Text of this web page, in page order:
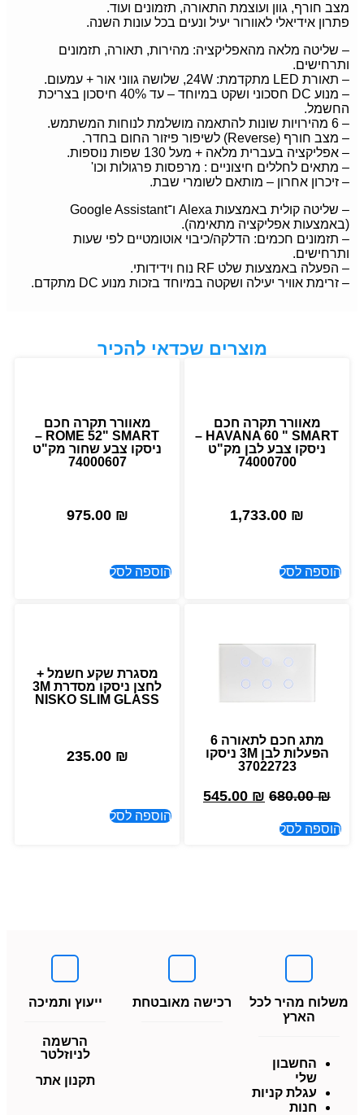
מצב חורף, גוון ועוצמת התאורה, תזמונים ועוד.
פתרון אידיאלי לאוורור יעיל ונעים בכל עונות השנה.
– שליטה מלאה מהאפליקציה: מהירות, תאורה, תזמונים
ותרחישים.
– תאורת LED מתקדמת: 24W, שלושה גווני אור + עמעום.
– מנוע DC חסכוני ושקט במיוחד – עד 40% חיסכון בצריכת
החשמל.
– 6 מהירויות שונות להתאמה מושלמת לנוחות המשתמש.
– מצב חורף (Reverse) לשיפור פיזור החום בחדר.
– אפליקציה בעברית מלאה + מעל 130 שפות נוספות.
– מתאים לחללים חיצוניים : מרפסות פרגולות וכו'
– זיכרון אחרון – מותאם לשומרי שבת.
– שליטה קולית באמצעות Alexa ו־Google Assistant
(באמצעות אפליקציה מתאימה).
– תזמונים חכמים: הדלקה/כיבוי אוטומטיים לפי שעות
ותרחישים.
– הפעלה באמצעות שלט RF נוח וידידותי.
– זרימת אוויר יעילה ושקטה במיוחד בזכות מנוע DC מתקדם.
מוצרים שכדאי להכיר
מאוורר תקרה חכם
HAVANA 60 " SMART –
ניסקו צבע לבן מק"ט
74000700
1,733.00 ₪
הוספה לסל
מאוורר תקרה חכם
ROME 52" SMART –
ניסקו צבע שחור מק"ט
74000607
975.00 ₪
הוספה לסל
מתג חכם לתאורה 6
הפעלות לבן 3M ניסקו
37022723
680.00₪
545.00 ₪
הוספה לסל
מסגרת שקע חשמל +
לחצן ניסקו מסדרת 3M
NISKO SLIM GLASS
235.00 ₪
הוספה לסל
משלוח מהיר לכל
הארץ
החשבון
שלי
עגלת קניות
חנות
רכישה מאובטחת ייעוץ ותמיכה
הרשמה
לניוזלטר
תקנון אתר